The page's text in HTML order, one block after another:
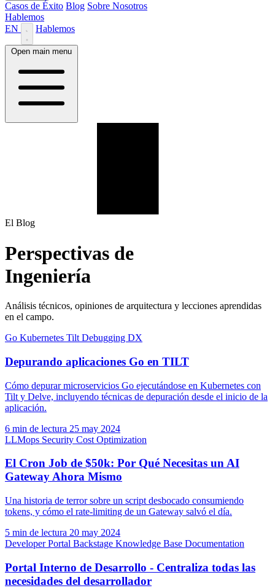
Casos de Éxito Blog Sobre Nosotros
Hablemos
EN
Hablemos
Open main menu
El Blog
Perspectivas de
Ingeniería
Análisis técnicos, opiniones de arquitectura y lecciones aprendidas
en el campo.
Go Kubernetes Tilt Debugging DX
Depurando aplicaciones Go en TILT
Cómo depurar microservicios Go ejecutándose en Kubernetes con
Tilt y Delve, incluyendo técnicas de depuración desde el inicio de la
aplicación.
6 min de lectura 25 may 2024
LLMops Security Cost Optimization
El Cron Job de $50k: Por Qué Necesitas un AI
Gateway Ahora Mismo
Una historia de terror sobre un script desbocado consumiendo
tokens, y cómo el rate-limiting de un Gateway salvó el día.
5 min de lectura 20 may 2024
Developer Portal Backstage Knowledge Base Documentation
Portal Interno de Desarrollo - Centraliza todas las
necesidades del desarrollador